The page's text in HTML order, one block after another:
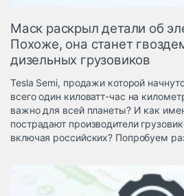
Таможня и ВЭД
Склады и
терминалы
Коммерческий
транспорт
Спецтехника
запчасти, шины
Маск раскрыл детали об
Похоже, она станет
дизельных грузовиков
Tesla Semi, продажи которой
всего один киловатт-час на
важно для всей планеты? И как
пострадают производители
включая российских? Попробуем